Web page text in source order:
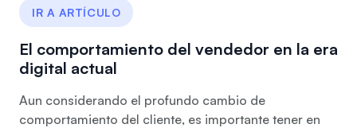
IR A ARTÍCULO
El comportamiento del vendedor en la era
digital actual
Aun considerando el profundo cambio de
comportamiento del cliente, es importante tener en